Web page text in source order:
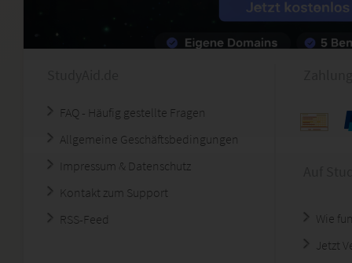
FAQ - Häufig gestellte Fragen
Allgemeine Geschäftsbedingungen
Impressum & Datenschutz
Kontakt zum Support
RSS-Feed
Wie
Jetzt